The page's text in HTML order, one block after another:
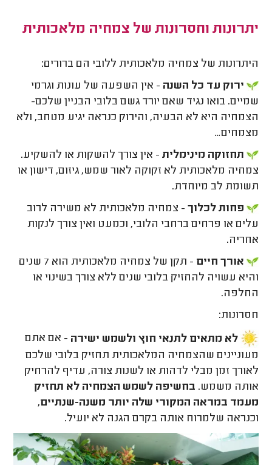
יתרונות וחסרונות של צמחיה מלאכותית
היתרונות של צמחיה מלאכותית ללובי הם ברורים:
ירוק עד כל השנה - אין השפעה של עונות וגרמי
שמיים. בואו נגיד שאם יורד גשם בלובי הבניין שלכם-
הצמחיה היא לא הבעיה, והירוק כנראה יגיע מטחב, ולא
מצמחים…
תחזוקה מינימלית - אין צורך להשקות או להשקיע.
צמחיה מלאכותית לא זקוקה לאור שמש, גיזום, דישון או
תשומת לב מיוחדת.
פחות לכלוך - צמחיה מלאכותית לא משירה לרוב
עלים או פרחים ברחבי הלובי, וכמעט ואין צורך לנקות
אחריה.
אורך חיים -
תקן של צמחיה מלאכותית הוא 7 שנים
והיא עשויה להחזיק בלובי שנים ללא צורך בשינוי או
החלפה.
חסרונות:
לא מתאים לתנאי חוץ ולשמש ישירה - אם אתם
מעוניינים שהצמחיה המלאכותית תחזיק בלובי שלכם
לאורך זמן מבלי לדהות או לשנות צורה, עדיף להרחיק
אותה משמש. בחשיפה לשמש הצמחיה לא תחזיק
מעמד במראה המקורי שלה יותר משנה-שנתיים,
וכנראה שלמרוח אותה בקרם הגנה לא יועיל.